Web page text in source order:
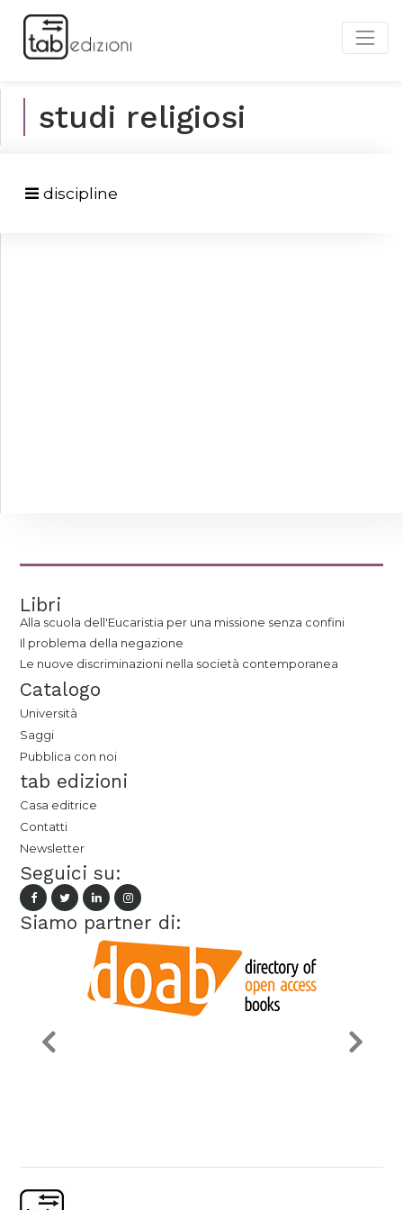
studi religiosi
discipline
Libri
Alla scuola dell'Eucaristia per una missione senza confini
Il problema della negazione
Le nuove discriminazioni nella società contemporanea
Catalogo
Università
Saggi
Pubblica con noi
tab edizioni
Casa editrice
Contatti
Newsletter
Seguici su:
Siamo partner di: